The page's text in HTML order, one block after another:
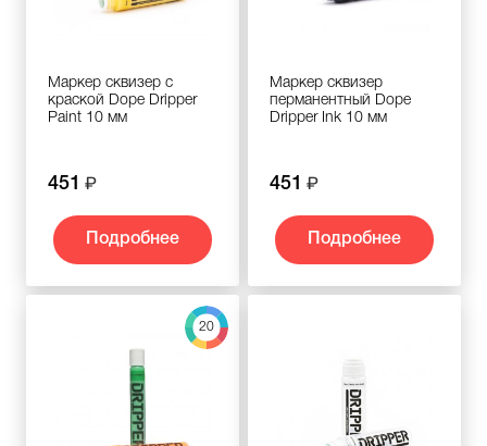
Маркер сквизер с
краской Dope Dripper
Paint 10 мм
451
Подробнее
Маркер сквизер
перманентный Dope
Dripper Ink 10 мм
451
Подробнее
20